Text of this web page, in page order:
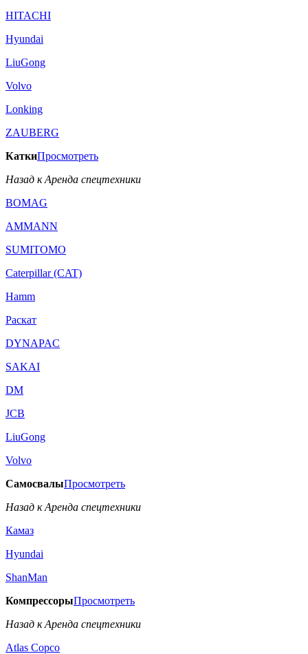
HITACHI
Hyundai
LiuGong
Volvo
Lonking
ZAUBERG
КаткиПросмотреть
Назад к Аренда спецтехники
BOMAG
AMMANN
SUMITOMO
Caterpillar (CAT)
Hamm
Раскат
DYNAPAC
SAKAI
DM
JCB
LiuGong
Volvo
СамосвалыПросмотреть
Назад к Аренда спецтехники
Камаз
Hyundai
ShanMan
КомпрессорыПросмотреть
Назад к Аренда спецтехники
Аtlas Copco